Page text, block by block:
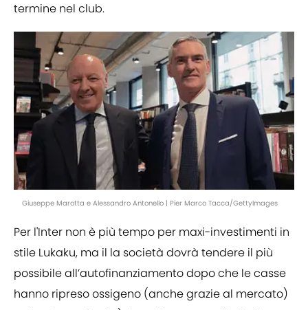
termine nel club.
Giuseppe Marotta e Alessandro Antonello | Pier Marco Tacca/GettyImages
Per l'Inter non è più tempo per maxi-investimenti in
stile Lukaku, ma il la società dovrà tendere il più
possibile all’autofinanziamento dopo che le casse
hanno ripreso ossigeno (anche grazie al mercato)